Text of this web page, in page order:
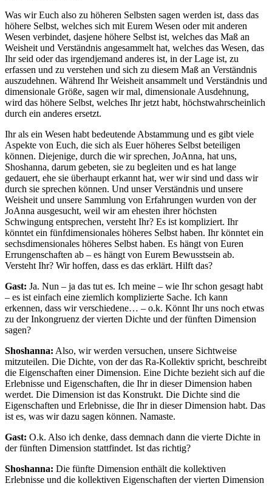
Was wir Euch also zu höheren Selbsten sagen werden ist, dass das
höhere Selbst, welches sich mit Eurem Wesen oder mit anderen
Wesen verbindet, dasjene höhere Selbst ist, welches das Maß an
Weisheit und Verständnis angesammelt hat, welches das Wesen, das
Ihr seid oder das irgendjemand anderes ist, in der Lage ist, zu
erfassen und zu verstehen und sich zu diesem Maß an Verständnis
auszudehnen. Während Ihr Weisheit ansammelt und Verständnis und
dimensionale Größe, sagen wir mal, dimensionale Ausdehnung,
wird das höhere Selbst, welches Ihr jetzt habt, höchstwahrscheinlich
durch ein anderes ersetzt.
Ihr als ein Wesen habt bedeutende Abstammung und es gibt viele
Aspekte von Euch, die sich als Euer höheres Selbst beteiligen
können. Diejenige, durch die wir sprechen, JoAnna, hat uns,
Shoshanna, darum gebeten, sie zu begleiten und es hat lange
gedauert, ehe sie überhaupt erkannt hat, wer wir sind und dass wir
durch sie sprechen können. Und unser Verständnis und unsere
Weisheit und unsere Sammlung von Erfahrungen wurden von der
JoAnna ausgesucht, weil wir am ehesten ihrer höchsten
Schwingung entsprechen, versteht Ihr? Es ist kompliziert. Ihr
könntet ein fünfdimensionales höheres Selbst haben. Ihr könntet ein
sechsdimensionales höheres Selbst haben. Es hängt von Euren
Errungenschaften ab – es hängt von Eurem Bewusstsein ab.
Versteht Ihr? Wir hoffen, dass es das erklärt. Hilft das?
Gast: Ja. Nun – ja das tut es. Ich meine – wie Ihr schon gesagt habt
– es ist einfach eine ziemlich komplizierte Sache. Ich kann
erkennen, dass wir verschiedene… – o.k. Könnt Ihr uns noch etwas
zu der Inkongruenz der vierten Dichte und der fünften Dimension
sagen?
Shoshanna: Also, wir werden versuchen, unsere Sichtweise
mitzuteilen. Die Dichte, von der das Ra-Kollektiv spricht, beschreibt
die Eigenschaften einer Dimension. Eine Dichte bezieht sich auf die
Erlebnisse und Eigenschaften, die Ihr in dieser Dimension haben
werdet. Die Dimension ist das Konstrukt. Die Dichte sind die
Eigenschaften und Erlebnisse, die Ihr in dieser Dimension habt. Das
ist es, was wir dazu sagen können. Namaste.
Gast: O.k. Also ich denke, dass demnach dann die vierte Dichte in
der fünften Dimension stattfindet. Ist das richtig?
Shoshanna: Die fünfte Dimension enthält die kollektiven
Erlebnisse und die kollektiven Eigenschaften der vierten Dimension